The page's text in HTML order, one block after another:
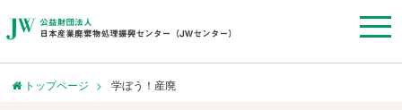
トップページ 学ぼう！産廃